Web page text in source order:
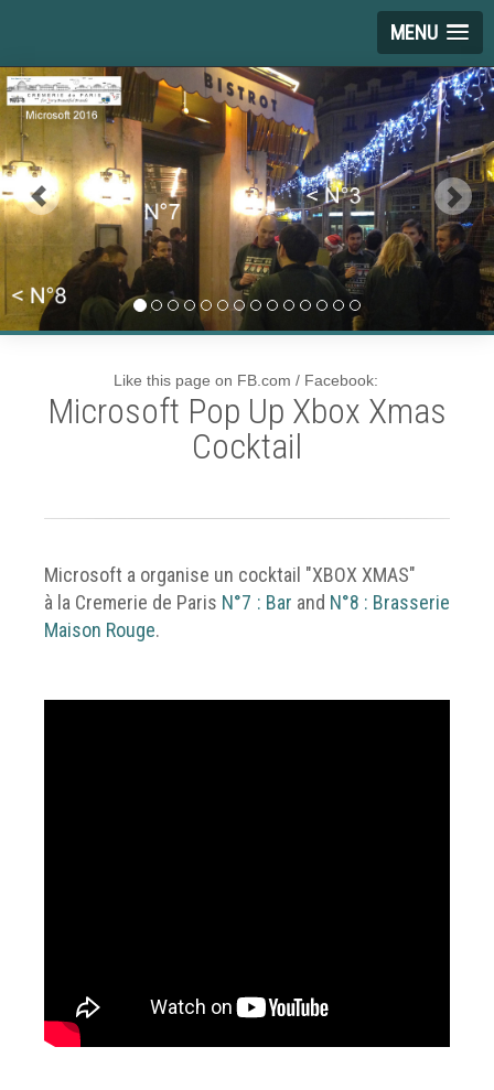
MENU
Like this page on FB.com / Facebook:
Microsoft Pop Up Xbox Xmas
Cocktail
Microsoft a organise un cocktail "XBOX XMAS"
à la Cremerie de Paris N°7 : Bar and N°8 : Brasserie
Maison Rouge.